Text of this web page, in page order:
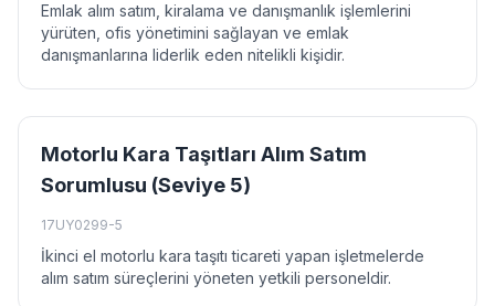
Emlak alım satım, kiralama ve danışmanlık işlemlerini
yürüten, ofis yönetimini sağlayan ve emlak
danışmanlarına liderlik eden nitelikli kişidir.
Motorlu Kara Taşıtları Alım Satım
Sorumlusu (Seviye 5)
17UY0299-5
İkinci el motorlu kara taşıtı ticareti yapan işletmelerde
alım satım süreçlerini yöneten yetkili personeldir.